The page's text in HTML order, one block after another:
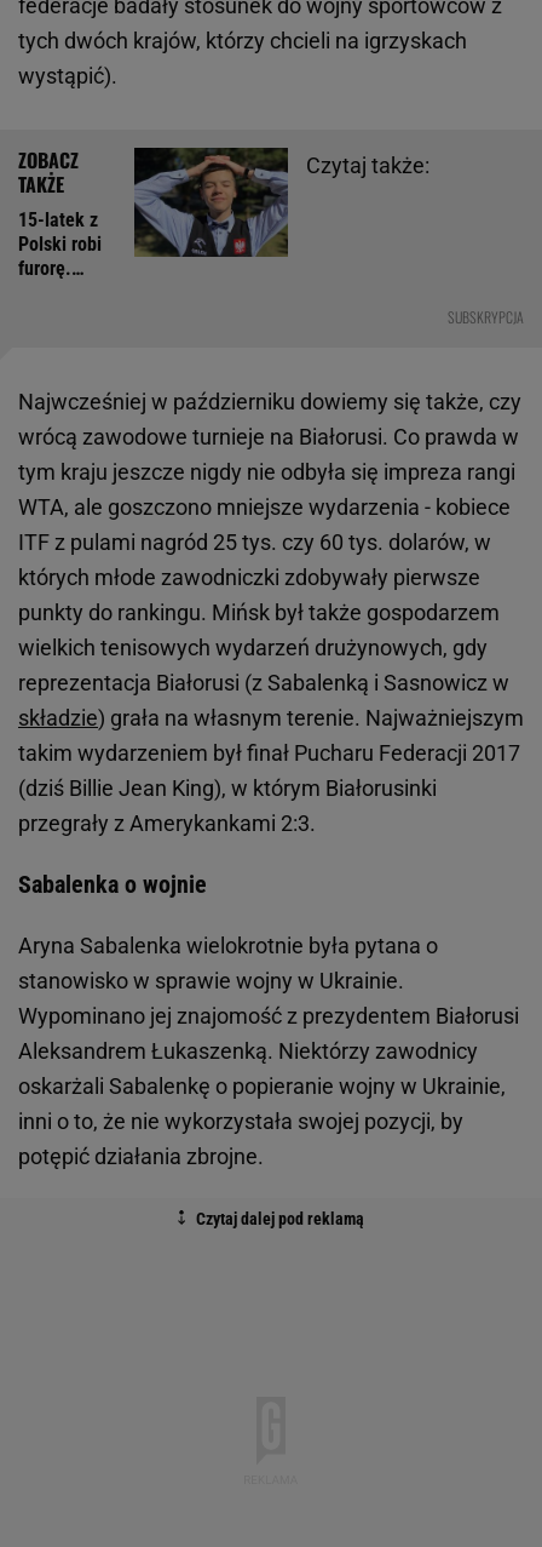
federacje badały stosunek do wojny sportowców z
tych dwóch krajów, którzy chcieli na igrzyskach
wystąpić).
Czytaj także:
SUBSKRYPCJA
15-latek z
Polski robi
furorę.
Yamala
Najwcześniej w październiku dowiemy się także, czy
wrócą zawodowe turnieje na Białorusi. Co prawda w
tym kraju jeszcze nigdy nie odbyła się impreza rangi
WTA, ale goszczono mniejsze wydarzenia - kobiece
ITF z pulami nagród 25 tys. czy 60 tys. dolarów, w
których młode zawodniczki zdobywały pierwsze
punkty do rankingu. Mińsk był także gospodarzem
wielkich tenisowych wydarzeń drużynowych, gdy
reprezentacja Białorusi (z Sabalenką i Sasnowicz w
składzie) grała na własnym terenie. Najważniejszym
takim wydarzeniem był finał Pucharu Federacji 2017
(dziś Billie Jean King), w którym Białorusinki
przegrały z Amerykankami 2:3.
Sabalenka o wojnie
Aryna Sabalenka wielokrotnie była pytana o
stanowisko w sprawie wojny w Ukrainie.
Wypominano jej znajomość z prezydentem Białorusi
Aleksandrem Łukaszenką. Niektórzy zawodnicy
oskarżali Sabalenkę o popieranie wojny w Ukrainie,
inni o to, że nie wykorzystała swojej pozycji, by
potępić działania zbrojne.